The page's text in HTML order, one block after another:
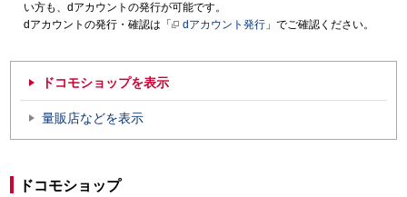
い方も、dアカウントの発行が可能です。
dアカウントの発行・確認は「
dアカウント発行 」でご確認ください。
ドコモショップを表示
量販店などを表示
ドコモショップ